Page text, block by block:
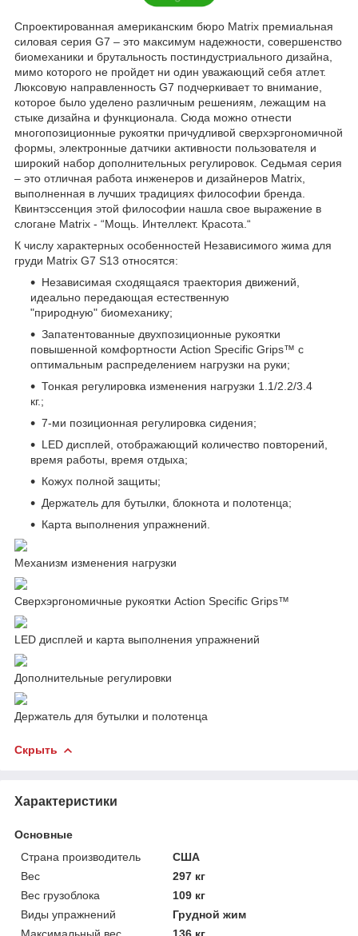
Спроектированная американским бюро Matrix премиальная
силовая серия G7 – это максимум надежности, совершенство
биомеханики и брутальность постиндустриального дизайна,
мимо которого не пройдет ни один уважающий себя атлет.
Люксовую направленность G7 подчеркивает то внимание,
которое было уделено различным решениям, лежащим на
стыке дизайна и функционала. Сюда можно отнести
многопозиционные рукоятки причудливой сверхэргономичной
формы, электронные датчики активности пользователя и
широкий набор дополнительных регулировок. Седьмая серия
– это отличная работа инженеров и дизайнеров Matrix,
выполненная в лучших традициях философии бренда.
Квинтэссенция этой философии нашла свое выражение в
слогане Matrix - “Мощь. Интеллект. Красота.“
К числу характерных особенностей Независимого жима для
груди Matrix G7 S13 относятся:
Независимая сходящаяся траектория движений,
идеально передающая естественную
"природную" биомеханику;
Запатентованные двухпозиционные рукоятки
повышенной комфортности Action Specific Grips™ c
оптимальным распределением нагрузки на руки;
Тонкая регулировка изменения нагрузки 1.1/2.2/3.4
кг.;
7-ми позиционная регулировка сидения;
LED дисплей, отображающий количество повторений,
время работы, время отдыха;
Кожух полной защиты;
Держатель для бутылки, блокнота и полотенца;
Карта выполнения упражнений.
Механизм изменения нагрузки
Сверхэргономичные рукоятки Action Specific Grips™
LED дисплей и карта выполнения упражнений
Дополнительные регулировки
Держатель для бутылки и полотенца
Скрыть
Характеристики
Основные
Страна производитель
США
Вес
297 кг
Вес грузоблока
109 кг
Виды упражнений
Грудной жим
Максимальный вес
136 кг